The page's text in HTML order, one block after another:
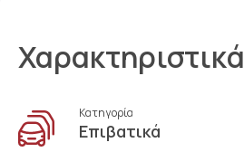
Χαρακτηριστικά
Κατηγορία
Επιβατικά